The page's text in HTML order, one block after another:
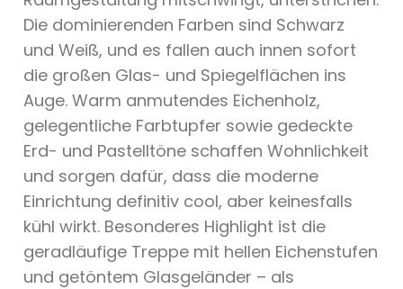
Die dominierenden Farben sind Schwarz
und Weiß, und es fallen auch innen sofort
die großen Glas- und Spiegelflächen ins
Auge. Warm anmutendes Eichenholz,
gelegentliche Farbtupfer sowie gedeckte
Erd- und Pastelltöne schaffen Wohnlichkeit
und sorgen dafür, dass die moderne
Einrichtung definitiv cool, aber keinesfalls
kühl wirkt. Besonderes Highlight ist die
geradläufige Treppe mit hellen Eichenstufen
und getöntem Glasgeländer – als